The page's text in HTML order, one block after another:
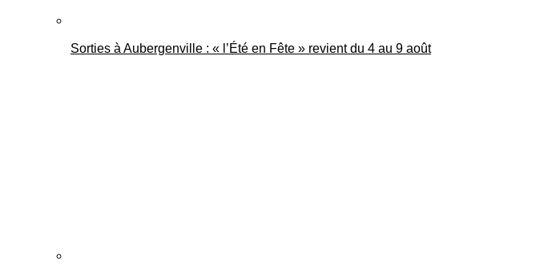
Sorties à Aubergenville : « l’Été en Fête » revient du 4 au 9 août